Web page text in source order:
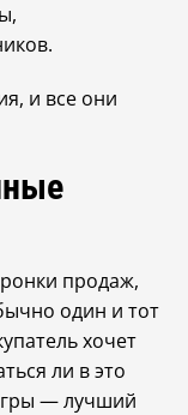
и все они
продаж,
один и тот
хочет
ли в это
— лучший